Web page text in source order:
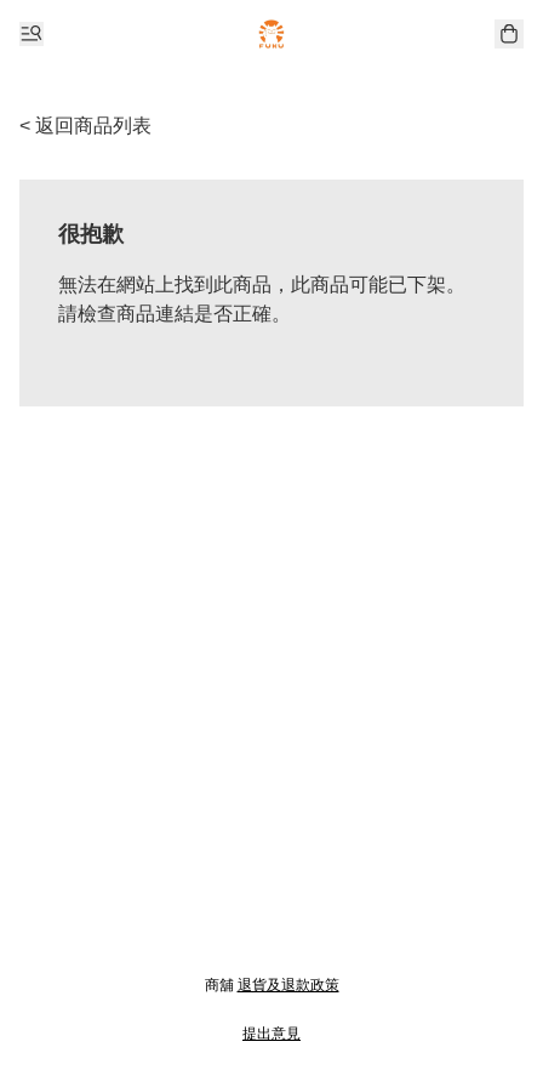
< 返回商品列表
很抱歉
無法在網站上找到此商品，此商品可能已下架。
請檢查商品連結是否正確。
商舖 退貨及退款政策
提出意見